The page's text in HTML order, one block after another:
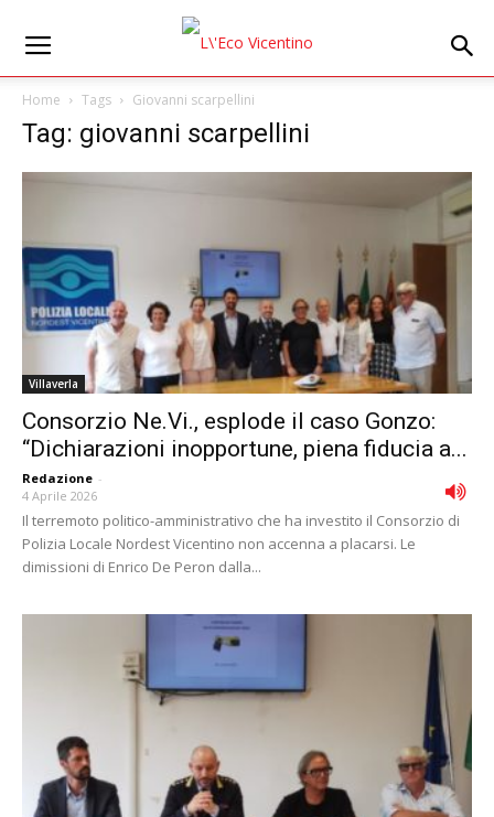
Home Tags Giovanni scarpellini
Tag: giovanni scarpellini
Villaverla
Consorzio Ne.Vi., esplode il caso Gonzo:
“Dichiarazioni inopportune, piena fiducia a...
Redazione -
4 Aprile 2026
Il terremoto politico-amministrativo che ha investito il Consorzio di
Polizia Locale Nordest Vicentino non accenna a placarsi. Le
dimissioni di Enrico De Peron dalla...